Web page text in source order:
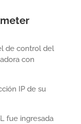
de control del
con
IP de su
fue ingresada